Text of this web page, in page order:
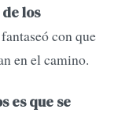
los
con que
en el camino.
es que se